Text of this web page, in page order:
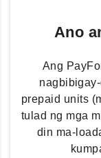
Ano
Ang
prepaid units
tulad ng mga
din ma-